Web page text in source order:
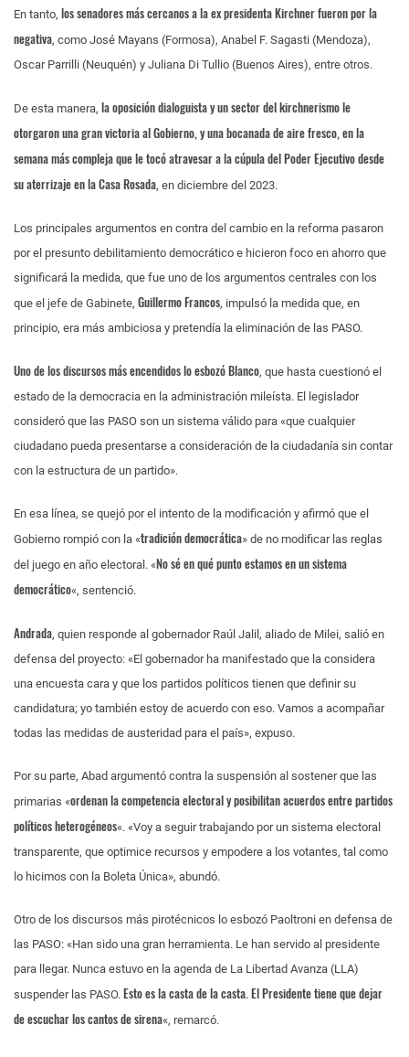
En tanto, los senadores más cercanos a la ex presidenta Kirchner fueron por la
negativa, como José Mayans (Formosa), Anabel F. Sagasti (Mendoza),
Oscar Parrilli (Neuquén) y Juliana Di Tullio (Buenos Aires), entre otros.
De esta manera, la oposición dialoguista y un sector del kirchnerismo le
otorgaron una gran victoria al Gobierno, y una bocanada de aire fresco, en la
semana más compleja que le tocó atravesar a la cúpula del Poder Ejecutivo desde
su aterrizaje en la Casa Rosada, en diciembre del 2023.
Los principales argumentos en contra del cambio en la reforma pasaron
por el presunto debilitamiento democrático e hicieron foco en ahorro que
significará la medida, que fue uno de los argumentos centrales con los
que el jefe de Gabinete, Guillermo Francos, impulsó la medida que, en
principio, era más ambiciosa y pretendía la eliminación de las PASO.
Uno de los discursos más encendidos lo esbozó Blanco, que hasta cuestionó el
estado de la democracia en la administración mileísta. El legislador
consideró que las PASO son un sistema válido para «que cualquier
ciudadano pueda presentarse a consideración de la ciudadanía sin contar
con la estructura de un partido».
En esa línea, se quejó por el intento de la modificación y afirmó que el
Gobierno rompió con la «tradición democrática» de no modificar las reglas
del juego en año electoral. «No sé en qué punto estamos en un sistema
democrático«, sentenció.
Andrada, quien responde al gobernador Raúl Jalil, aliado de Milei, salió en
defensa del proyecto: «El gobernador ha manifestado que la considera
una encuesta cara y que los partidos políticos tienen que definir su
candidatura; yo también estoy de acuerdo con eso. Vamos a acompañar
todas las medidas de austeridad para el país», expuso.
Por su parte, Abad argumentó contra la suspensión al sostener que las
primarias «ordenan la competencia electoral y posibilitan acuerdos entre partidos
políticos heterogéneos«. «Voy a seguir trabajando por un sistema electoral
transparente, que optimice recursos y empodere a los votantes, tal como
lo hicimos con la Boleta Única», abundó.
Otro de los discursos más pirotécnicos lo esbozó Paoltroni en defensa de
las PASO: «Han sido una gran herramienta. Le han servido al presidente
para llegar. Nunca estuvo en la agenda de La Libertad Avanza (LLA)
suspender las PASO. Esto es la casta de la casta.El Presidente tiene que dejar
de escuchar los cantos de sirena«, remarcó.